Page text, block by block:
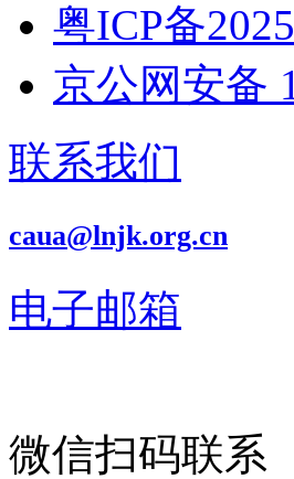
粤ICP备
京公网安备
联系我们
caua@lnjk.org.cn
电子邮箱
微信扫码联系